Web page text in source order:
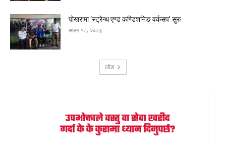
पोखरामा ‘स्ट्रेन्थ एण्ड कण्डिशनिङ वर्कसप’ सुरु
साउन १८, २०८३
लोड